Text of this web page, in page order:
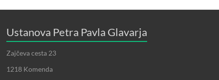
Ustanova Petra Pavla Glavarja
Zajčeva cesta 23
1218 Komenda